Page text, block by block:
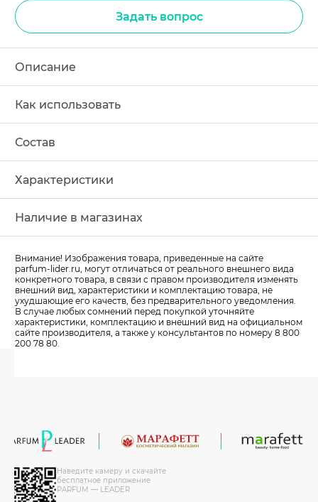
Задать вопрос
Описание
Как использовать
Состав
Характеристики
Наличие в магазинах
Внимание! Изображения товара, приведенные на сайте
parfum-lider.ru, могут отличаться от реального внешнего вида
конкретного товара, в связи с правом производителя изменять
внешний вид, характеристики и комплектацию товара, не
ухудшающие его качеств, без предварительного уведомления.
В случае любых сомнений перед покупкой уточняйте
характеристики, комплектацию и внешний вид на официальном
сайте производителя, а также у консультантов по номеру 8 800
200 78 80.
Наведите камеру и скачайте
бесплатное приложение
PARFUM — LEADER